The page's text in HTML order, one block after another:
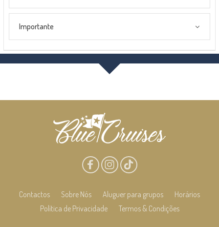
Importante
Contactos Sobre Nós Aluguer para grupos
Horários
Política de Privacidade
Termos & Condições